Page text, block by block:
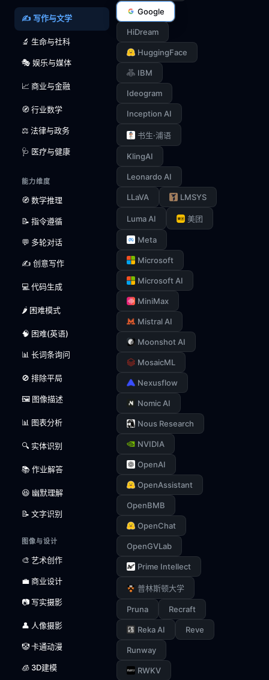
✍️ 写作与文学
🔬 生命与社科
🎭 娱乐与媒体
📈 商业与金融
🧭 行业数学
⚖️ 法律与政务
🩺 医疗与健康
能力维度
🧭 数学推理
📝 指令遵循
💬 多轮对话
✍️ 创意写作
💻 代码生成
🌶️ 困难模式
🧠 困难(英语)
📊 长词条询问
🚫 排除平局
🖼️ 图像描述
📊 图表分析
🔍 实体识别
📚 作业解答
😆 幽默理解
📝 文字识别
图像与设计
🎨 艺术创作
💼 商业设计
📷 写实摄影
👤 人像摄影
🤡 卡通动漫
🧊 3D建模
Google
HiDream
HuggingFace
IBM
Ideogram
Inception AI
书生·浦语
KlingAI
Leonardo AI
LLaVA LMSYS
Luma AI 美团
Meta
Microsoft
Microsoft AI
MiniMax
Mistral AI
Moonshot AI
MosaicML
Nexusflow
Nomic AI
Nous Research
NVIDIA
OpenAI
OpenAssistant
OpenBMB
OpenChat
OpenGVLab
Prime Intellect
普林斯顿大学
Pruna Recraft
Reka AI Reve
Runway
RWKV